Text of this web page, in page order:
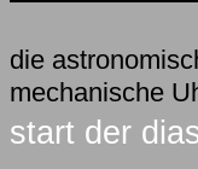
die
mechanische
start der